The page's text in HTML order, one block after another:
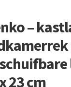
–
23 cm